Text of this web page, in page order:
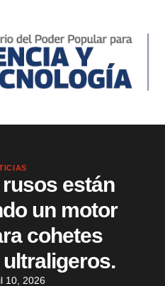
están
un motor
cohetes
10, 2026